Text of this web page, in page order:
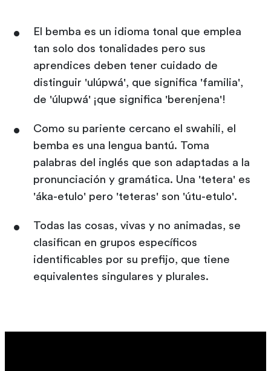
El bemba es un idioma tonal que emplea
tan solo dos tonalidades pero sus
aprendices deben tener cuidado de
distinguir 'ulúpwá', que significa 'familia',
de 'úlupwá' ¡que significa 'berenjena'!
Como su pariente cercano el swahili, el
bemba es una lengua bantú. Toma
palabras del inglés que son adaptadas a la
pronunciación y gramática. Una 'tetera' es
'áka-etulo' pero 'teteras' son 'útu-etulo'.
Todas las cosas, vivas y no animadas, se
clasifican en grupos específicos
identificables por su prefijo, que tiene
equivalentes singulares y plurales.